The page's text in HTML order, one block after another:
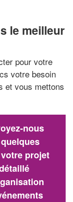
le meilleur
pour votre
votre besoin
et vous mettons
nous
projet